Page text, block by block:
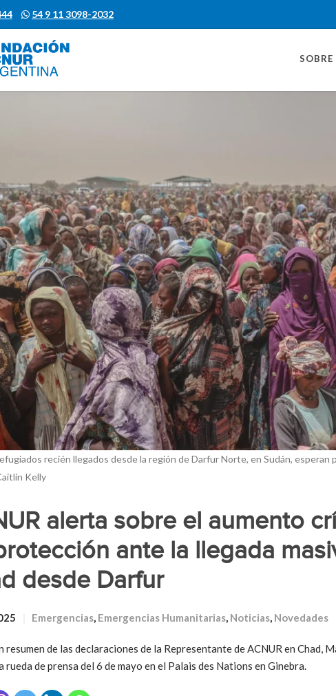
54 9 11 3098-2032
SOBRE
recién llegados desde la región de Darfur Norte, en Sudán,
Kelly
alerta sobre el aumento
ante la llegada
desde Darfur
Emergencias, Emergencias Humanitarias, Noticias, Novedades
resumen de las declaraciones de la Representante de ACNUR en
rueda de prensa del 6 de mayo en el Palais des Nations en Ginebra.